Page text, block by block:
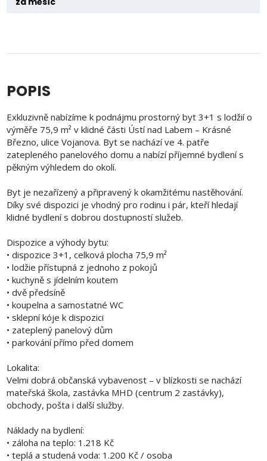
POPIS
Exkluzivně nabízíme k podnájmu prostorný byt 3+1 s lodžií o
výměře 75,9 m² v klidné části Ústí nad Labem – Krásné
Březno, ulice Vojanova. Byt se nachází ve 4. patře
zatepleného panelového domu a nabízí příjemné bydlení s
pěkným výhledem do okolí.
Byt je nezařízený a připravený k okamžitému nastěhování.
Díky své dispozici je vhodný pro rodinu i pár, kteří hledají
klidné bydlení s dobrou dostupností služeb.
Dispozice a výhody bytu:
• dispozice 3+1, celková plocha 75,9 m²
• lodžie přístupná z jednoho z pokojů
• kuchyně s jídelním koutem
• dvě předsíně
• koupelna a samostatné WC
• sklepní kóje k dispozici
• zateplený panelový dům
• parkování přímo před domem
Lokalita:
Velmi dobrá občanská vybavenost – v blízkosti se nachází
mateřská škola, zastávka MHD (centrum 2 zastávky),
obchody, pošta i další služby.
Náklady na bydlení:
• záloha na teplo: 1.218 Kč
• teplá a studená voda: 1.200 Kč / osoba